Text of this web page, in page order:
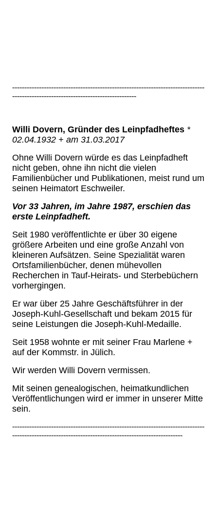
-------------------------------------------------------------------------------
---------------------------------------------------
Willi Dovern, Gründer des Leinpfadheftes *
02.04.1932 + am 31.03.2017
Ohne Willi Dovern würde es das Leinpfadheft
nicht geben, ohne ihn nicht die vielen
Familienbücher und Publikationen, meist rund um
seinen Heimatort Eschweiler.
Vor 33 Jahren, im Jahre 1987, erschien das
erste Leinpfadheft.
Seit 1980 veröffentlichte er über 30 eigene
größere Arbeiten und eine große Anzahl von
kleineren Aufsätzen. Seine Spezialität waren
Ortsfamilienbücher, denen mühevollen
Recherchen in Tauf-Heirats- und Sterbebüchern
vorhergingen.
Er war über 25 Jahre Geschäftsführer in der
Joseph-Kuhl-Gesellschaft und bekam 2015 für
seine Leistungen die Joseph-Kuhl-Medaille.
Seit 1958 wohnte er mit seiner Frau Marlene +
auf der Kommstr. in Jülich.
Wir werden Willi Dovern vermissen.
Mit seinen genealogischen, heimatkundlichen
Veröffentlichungen wird er immer in unserer Mitte
sein.
-------------------------------------------------------------------------------
----------------------------------------------------------------------